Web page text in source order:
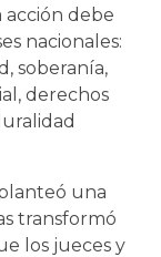
acción debe
nacionales:
soberanía,
derechos
una
transformó
los jueces y